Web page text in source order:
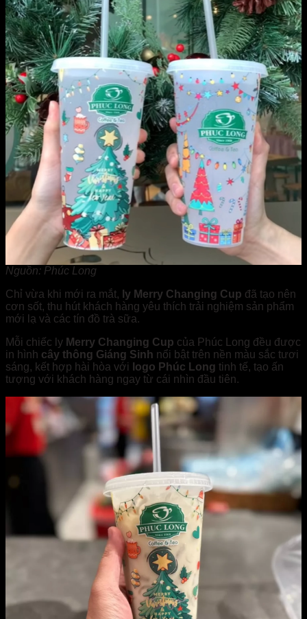
Nguồn: Phúc Long
Chỉ vừa khi mới ra mắt, ly Merry Changing Cup đã tạo nên
cơn sốt, thu hút khách hàng yêu thích trải nghiệm sản phẩm
mới lạ và các tín đồ trà sữa.
Mỗi chiếc ly Merry Changing Cup của Phúc Long đều được
in hình cây thông Giáng Sinh nổi bật trên nền màu sắc tươi
sáng, kết hợp hài hòa với
logo Phúc Long tinh tế, tạo ấn
tượng với khách hàng ngay từ cái nhìn đầu tiên.